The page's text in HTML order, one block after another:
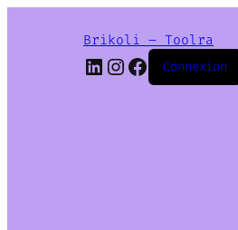
Brikoli – Toolra
LinkedIn
Instagram
Facebook
Connexion